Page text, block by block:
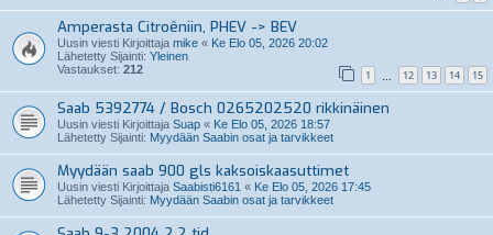
Amperasta Citroêniin, PHEV -> BEV
Uusin viesti Kirjoittaja mike « Ke Elo 05, 2026 20:02
Lähetetty Sijainti: Yleinen
Vastaukset: 212 1 12 13 14 15
Saab 5392774 / Bosch 0265202520 rikkinäinen
Uusin viesti Kirjoittaja Suap « Ke Elo 05, 2026 18:57
Lähetetty Sijainti: Myydään Saabin osat ja tarvikkeet
Myydään saab 900 gls kaksoiskaasuttimet
Uusin viesti Kirjoittaja Saabisti6161 « Ke Elo 05, 2026 17:45
Lähetetty Sijainti: Myydään Saabin osat ja tarvikkeet